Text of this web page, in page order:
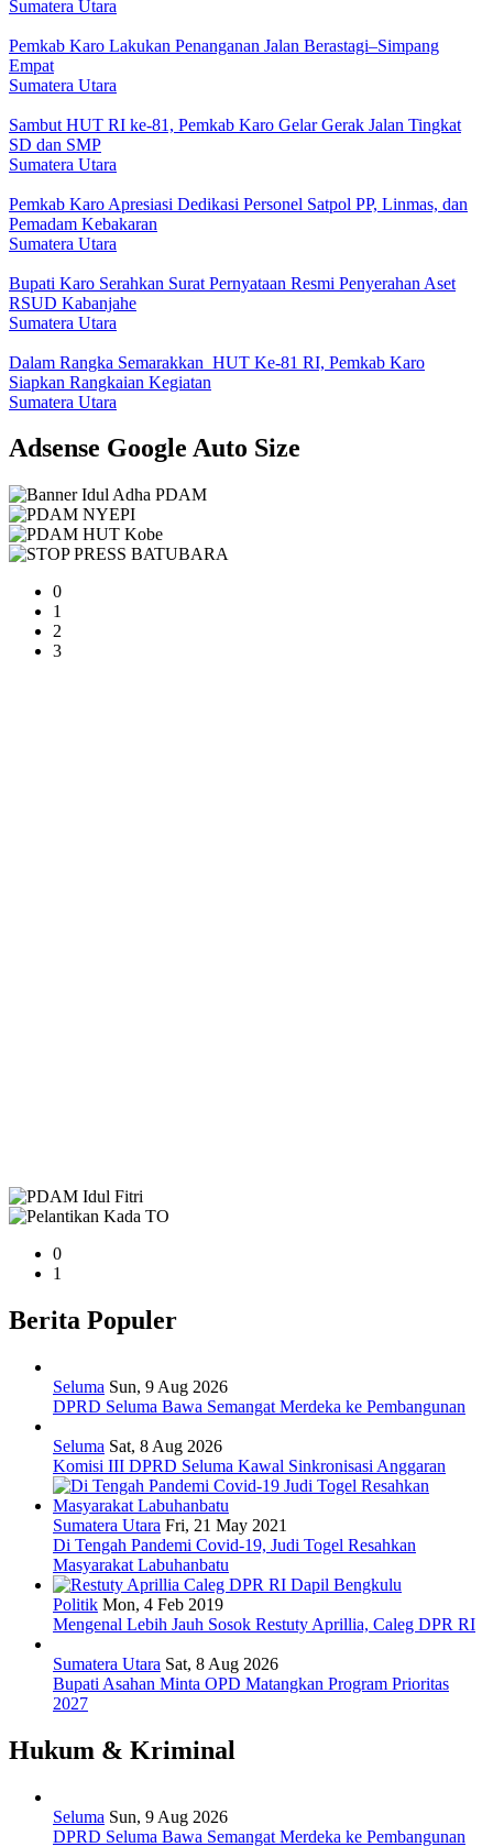
Sumatera Utara
Pemkab Karo Lakukan Penanganan Jalan Berastagi–Simpang
Empat
Sumatera Utara
Sambut HUT RI ke-81, Pemkab Karo Gelar Gerak Jalan Tingkat
SD dan SMP
Sumatera Utara
Pemkab Karo Apresiasi Dedikasi Personel Satpol PP, Linmas, dan
Pemadam Kebakaran
Sumatera Utara
Bupati Karo Serahkan Surat Pernyataan Resmi Penyerahan Aset
RSUD Kabanjahe
Sumatera Utara
Dalam Rangka Semarakkan HUT Ke-81 RI, Pemkab Karo
Siapkan Rangkaian Kegiatan
Sumatera Utara
Adsense Google Auto Size
0
1
2
3
0
1
Berita Populer
Seluma Sun, 9 Aug 2026
DPRD Seluma Bawa Semangat Merdeka ke Pembangunan
Seluma Sat, 8 Aug 2026
Komisi III DPRD Seluma Kawal Sinkronisasi Anggaran
Sumatera Utara Fri, 21 May 2021
Di Tengah Pandemi Covid-19, Judi Togel Resahkan
Masyarakat Labuhanbatu
Politik Mon, 4 Feb 2019
Mengenal Lebih Jauh Sosok Restuty Aprillia, Caleg DPR RI
Sumatera Utara Sat, 8 Aug 2026
Bupati Asahan Minta OPD Matangkan Program Prioritas
2027
Hukum & Kriminal
Seluma Sun, 9 Aug 2026
DPRD Seluma Bawa Semangat Merdeka ke Pembangunan